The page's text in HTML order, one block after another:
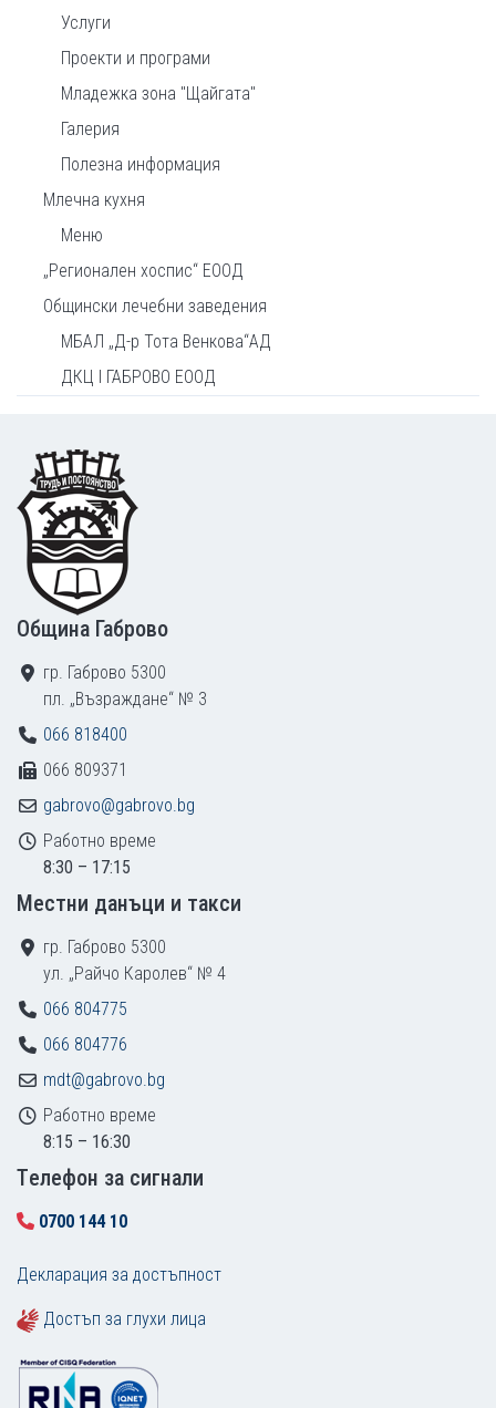
Услуги
Проекти и програми
Младежка зона "Щайгата"
Галерия
Полезна информация
Млечна кухня
Меню
„Регионален хоспис“ ЕООД
Общински лечебни заведения
МБАЛ „Д-р Тота Венкова“АД
ДКЦ I ГАБРОВО ЕООД
Footer
Община Габрово
гр. Габрово 5300
пл. „Възраждане“ № 3
066 818400
066 809371
gabrovo@gabrovo.bg
Работно време
8:30 – 17:15
Местни данъци и такси
гр. Габрово 5300
ул. „Райчо Каролев“ № 4
066 804775
066 804776
mdt@gabrovo.bg
Работно време
8:15 – 16:30
Tелефон за сигнали
0700 144 10
Декларация за достъпност
Достъп за глухи лица